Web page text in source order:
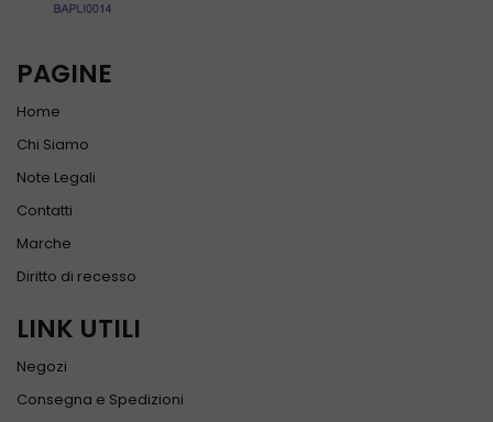
PAGINE
Home
Chi Siamo
Note Legali
Contatti
Marche
Diritto di recesso
LINK UTILI
Negozi
Consegna e Spedizioni